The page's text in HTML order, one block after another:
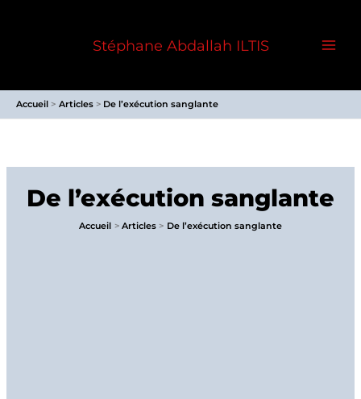
Stéphane Abdallah ILTIS
Accueil Articles De l’exécution sanglante
De l’exécution sanglante
Accueil Articles De l’exécution sanglante